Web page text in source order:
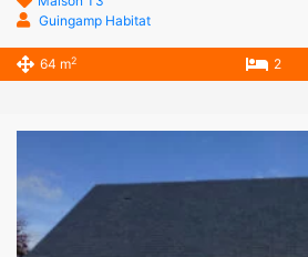
Guingamp Habitat
64 m2 2